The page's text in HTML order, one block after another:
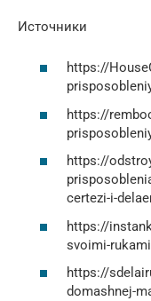
Источники
https://
https://
https://
certezi-i-
https://
svoimi-
https://
domashnej-